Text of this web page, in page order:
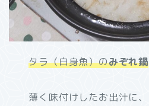
タラ（白身魚）のみぞれ鍋
薄く味付けしたお出汁に、